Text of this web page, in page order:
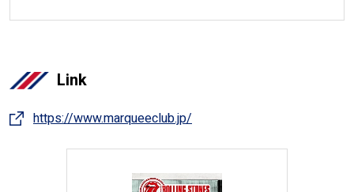
Link
https://www.marqueeclub.jp/